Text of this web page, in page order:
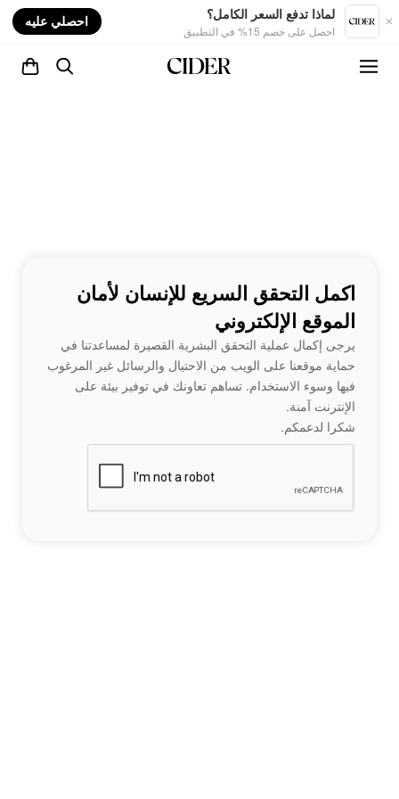
لماذا تدفع السعر الكامل؟
احصل على خصم 15% في التطبيق
احصلي عليه
اكمل التحقق السريع للإنسان لأمان
الموقع الإلكتروني
يرجى إكمال عملية التحقق البشرية القصيرة لمساعدتنا في
حماية موقعنا على الويب من الاحتيال والرسائل غير المرغوب
فيها وسوء الاستخدام. تساهم تعاونك في توفير بيئة على
الإنترنت آمنة.
شكرا لدعمكم.